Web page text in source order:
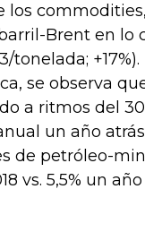
los commodities,
Brent en lo
tonelada; +17%).
se observa
a ritmos del
un año
de petróleo-
vs. 5,5% un